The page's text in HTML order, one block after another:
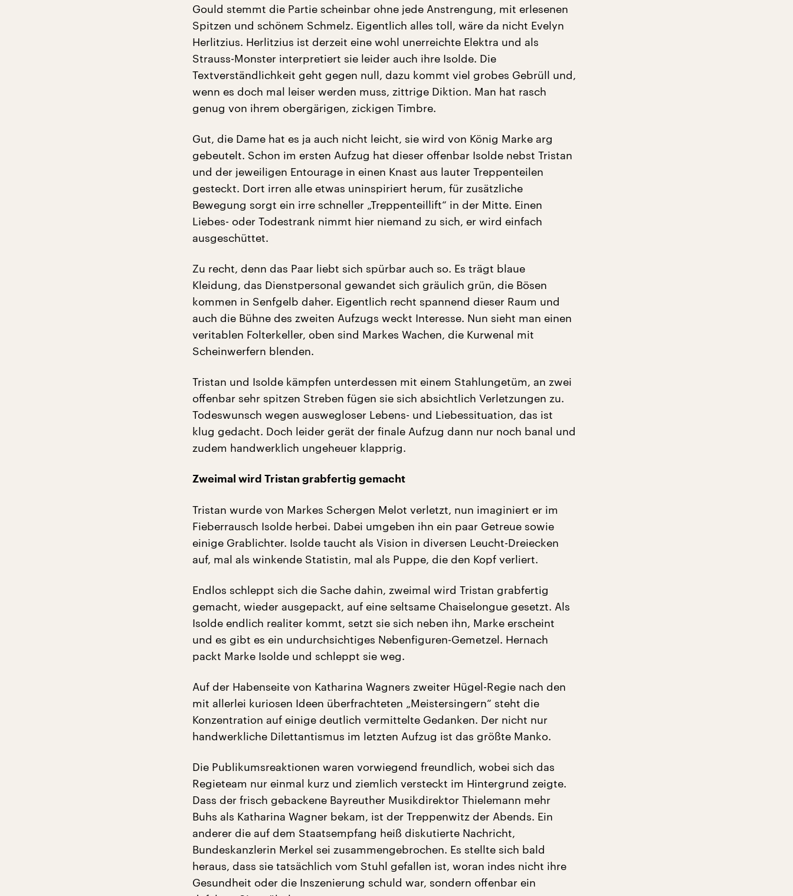
Gould stemmt die Partie scheinbar ohne jede Anstrengung, mit erlesenen
Spitzen und schönem Schmelz. Eigentlich alles toll, wäre da nicht Evelyn
Herlitzius. Herlitzius ist derzeit eine wohl unerreichte Elektra und als
Strauss-Monster interpretiert sie leider auch ihre Isolde. Die
Textverständlichkeit geht gegen null, dazu kommt viel grobes Gebrüll und,
wenn es doch mal leiser werden muss, zittrige Diktion. Man hat rasch
genug von ihrem obergärigen, zickigen Timbre.
Gut, die Dame hat es ja auch nicht leicht, sie wird von König Marke arg
gebeutelt. Schon im ersten Aufzug hat dieser offenbar Isolde nebst Tristan
und der jeweiligen Entourage in einen Knast aus lauter Treppenteilen
gesteckt. Dort irren alle etwas uninspiriert herum, für zusätzliche
Bewegung sorgt ein irre schneller „Treppenteillift“ in der Mitte. Einen
Liebes- oder Todestrank nimmt hier niemand zu sich, er wird einfach
ausgeschüttet.
Zu recht, denn das Paar liebt sich spürbar auch so. Es trägt blaue
Kleidung, das Dienstpersonal gewandet sich gräulich grün, die Bösen
kommen in Senfgelb daher. Eigentlich recht spannend dieser Raum und
auch die Bühne des zweiten Aufzugs weckt Interesse. Nun sieht man einen
veritablen Folterkeller, oben sind Markes Wachen, die Kurwenal mit
Scheinwerfern blenden.
Tristan und Isolde kämpfen unterdessen mit einem Stahlungetüm, an zwei
offenbar sehr spitzen Streben fügen sie sich absichtlich Verletzungen zu.
Todeswunsch wegen auswegloser Lebens- und Liebessituation, das ist
klug gedacht. Doch leider gerät der finale Aufzug dann nur noch banal und
zudem handwerklich ungeheuer klapprig.
Zweimal wird Tristan grabfertig gemacht
Tristan wurde von Markes Schergen Melot verletzt, nun imaginiert er im
Fieberrausch Isolde herbei. Dabei umgeben ihn ein paar Getreue sowie
einige Grablichter. Isolde taucht als Vision in diversen Leucht-Dreiecken
auf, mal als winkende Statistin, mal als Puppe, die den Kopf verliert.
Endlos schleppt sich die Sache dahin, zweimal wird Tristan grabfertig
gemacht, wieder ausgepackt, auf eine seltsame Chaiselongue gesetzt. Als
Isolde endlich realiter kommt, setzt sie sich neben ihn, Marke erscheint
und es gibt es ein undurchsichtiges Nebenfiguren-Gemetzel. Hernach
packt Marke Isolde und schleppt sie weg.
Auf der Habenseite von Katharina Wagners zweiter Hügel-Regie nach den
mit allerlei kuriosen Ideen überfrachteten „Meistersingern“ steht die
Konzentration auf einige deutlich vermittelte Gedanken. Der nicht nur
handwerkliche Dilettantismus im letzten Aufzug ist das größte Manko.
Die Publikumsreaktionen waren vorwiegend freundlich, wobei sich das
Regieteam nur einmal kurz und ziemlich versteckt im Hintergrund zeigte.
Dass der frisch gebackene Bayreuther Musikdirektor Thielemann mehr
Buhs als Katharina Wagner bekam, ist der Treppenwitz der Abends. Ein
anderer die auf dem Staatsempfang heiß diskutierte Nachricht,
Bundeskanzlerin Merkel sei zusammengebrochen. Es stellte sich bald
heraus, dass sie tatsächlich vom Stuhl gefallen ist, woran indes nicht ihre
Gesundheit oder die Inszenierung schuld war, sondern offenbar ein